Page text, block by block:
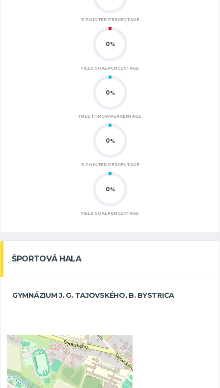
3-POINTER PERCENTAGE
0%
FIELD GOAL PERCENTAGE
0%
FREE THROW PERCENTAGE
0%
3-POINTER PERCENTAGE
0%
FIELD GOAL PERCENTAGE
ŠPORTOVÁ HALA
GYMNÁZIUM J. G. TAJOVSKÉHO, B. BYSTRICA